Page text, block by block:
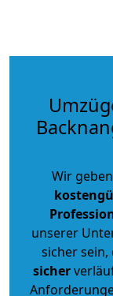
Wir
unserer
sicher sein,
sicher